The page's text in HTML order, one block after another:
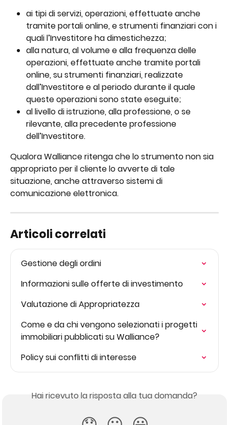
ai tipi di servizi, operazioni, effettuate anche
tramite portali online, e strumenti finanziari con i
quali l’Investitore ha dimestichezza;
alla natura, al volume e alla frequenza delle
operazioni, effettuate anche tramite portali
online, su strumenti finanziari, realizzate
dall’Investitore e al periodo durante il quale
queste operazioni sono state eseguite;
al livello di istruzione, alla professione, o se
rilevante, alla precedente professione
dell’Investitore.
Qualora Walliance ritenga che lo strumento non sia
appropriato per il cliente lo avverte di tale
situazione, anche attraverso sistemi di
comunicazione elettronica.
Articoli correlati
Gestione degli ordini
Informazioni sulle offerte di investimento
Valutazione di Appropriatezza
Come e da chi vengono selezionati i progetti
immobiliari pubblicati su Walliance?
Policy sui conflitti di interesse
Hai ricevuto la risposta alla tua domanda?